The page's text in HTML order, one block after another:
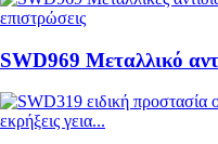
SWD969 Μεταλλικό